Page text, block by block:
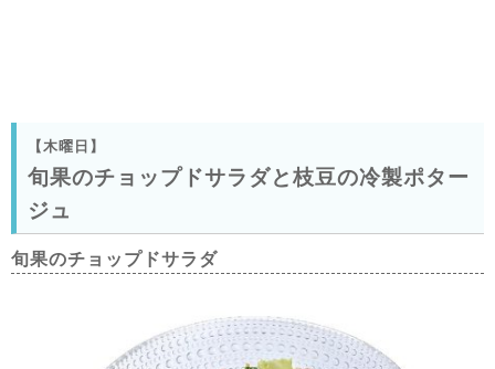
【木曜日】
旬果のチョップドサラダと枝豆の冷製ポター
ジュ
旬果のチョップドサラダ